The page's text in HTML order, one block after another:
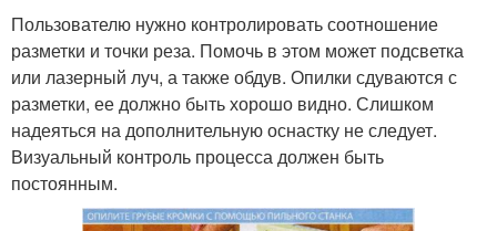
Пользователю нужно контролировать соотношение
разметки и точки реза. Помочь в этом может подсветка
или лазерный луч, а также обдув. Опилки сдуваются с
разметки, ее должно быть хорошо видно. Слишком
надеяться на дополнительную оснастку не следует.
Визуальный контроль процесса должен быть
постоянным.